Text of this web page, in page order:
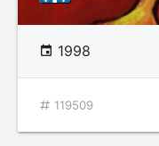
1998
119509